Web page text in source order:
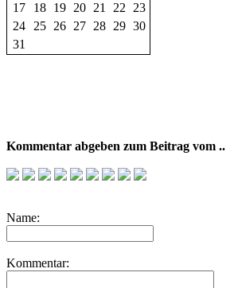
17
18 19 20 21 22
23
24
25 26 27 28 29 30
31
Kommentar abgeben zum Beitrag vom ..
Name:
Kommentar: